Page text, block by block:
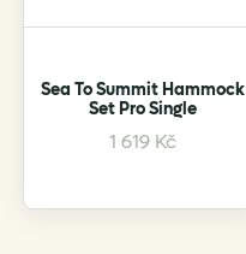
Sea To Summit Hammock
Set Pro Single
1 619 Kč
This
multiple